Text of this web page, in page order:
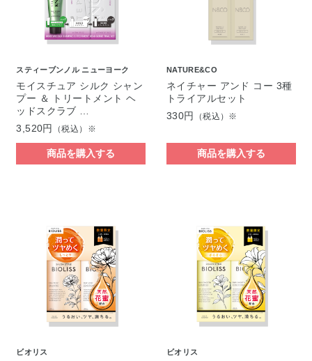
スティーブンノル ニューヨーク
モイスチュア シルク シャン
プー ＆ トリートメント ヘ
ッドスクラブ …
3,520円
（税込）※
商品を購入する
NATURE&CO
ネイチャー アンド コー 3種
トライアルセット
330円
（税込）※
商品を購入する
ビオリス ビオリス